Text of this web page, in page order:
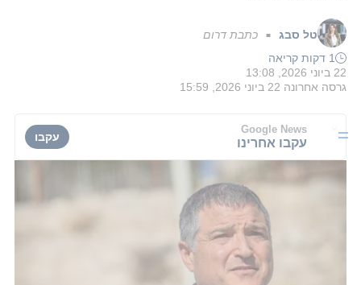
טל סבג ■ כתבת דרום
1 דקות קריאה
22 ביוני 2026, 13:08
גרסה אחרונה 22 ביוני 2026, 15:59
Google News
עקבו אחרינו עקבו